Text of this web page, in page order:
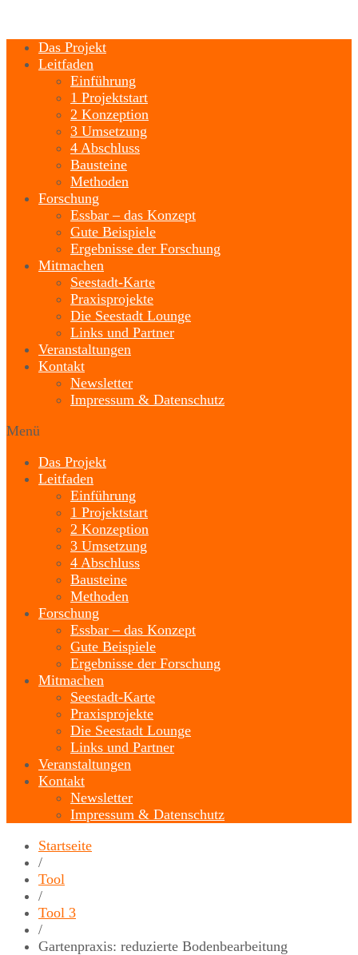
Das Projekt
Leitfaden
Einführung
1 Projektstart
2 Konzeption
3 Umsetzung
4 Abschluss
Bausteine
Methoden
Forschung
Essbar – das Konzept
Gute Beispiele
Ergebnisse der Forschung
Mitmachen
Seestadt-Karte
Praxisprojekte
Die Seestadt Lounge
Links und Partner
Veranstaltungen
Kontakt
Newsletter
Impressum & Datenschutz
Menü
Das Projekt
Leitfaden
Einführung
1 Projektstart
2 Konzeption
3 Umsetzung
4 Abschluss
Bausteine
Methoden
Forschung
Essbar – das Konzept
Gute Beispiele
Ergebnisse der Forschung
Mitmachen
Seestadt-Karte
Praxisprojekte
Die Seestadt Lounge
Links und Partner
Veranstaltungen
Kontakt
Newsletter
Impressum & Datenschutz
Startseite
/
Tool
/
Tool 3
/
Gartenpraxis: reduzierte Bodenbearbeitung